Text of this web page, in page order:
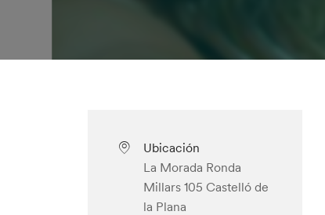
Ubicación
La Morada Ronda
Millars 105 Castelló de
la Plana